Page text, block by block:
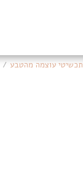
תכשיטי עוצמה מהטבע